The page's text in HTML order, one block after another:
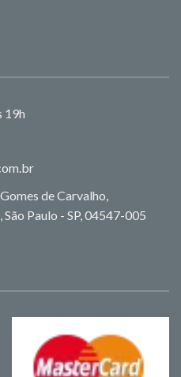
19h
de Carvalho,
Paulo - SP, 04547-005